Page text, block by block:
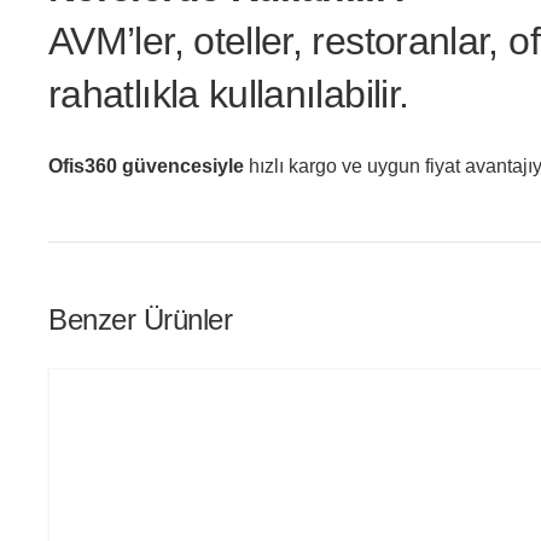
AVM’ler, oteller, restoranlar,
rahatlıkla kullanılabilir.
Ofis360 güvencesiyle hızlı kargo ve uygun fiyat
Benzer Ürünler